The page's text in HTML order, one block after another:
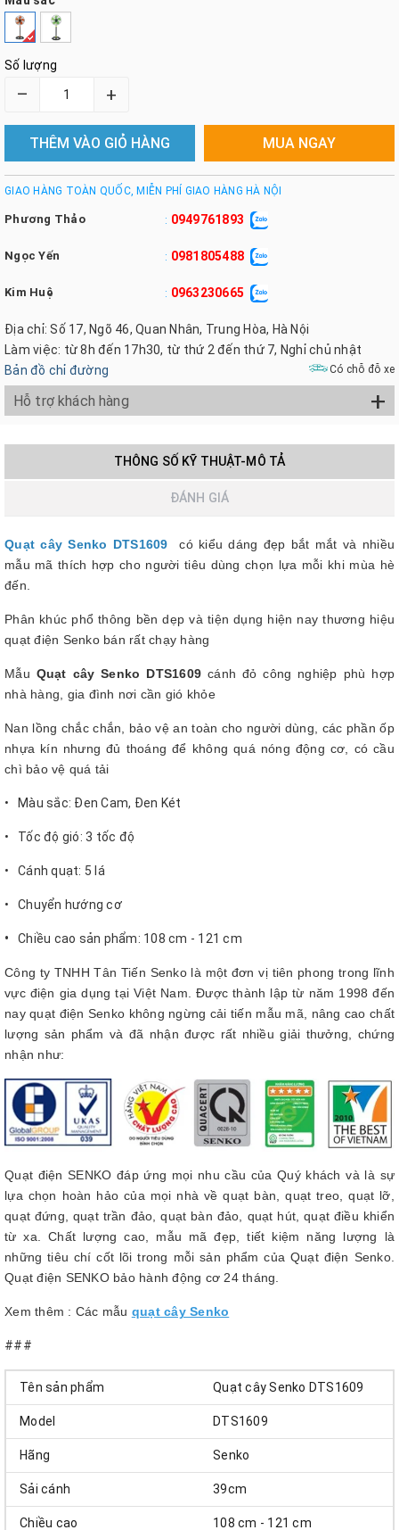
Số lượng
– +
THÊM VÀO GIỎ HÀNG MUA NGAY
GIAO HÀNG TOÀN QUỐC, MIỄN PHÍ GIAO HÀNG HÀ NỘI
Phương Thảo : 0949761893
Ngọc Yến : 0981805488
Kim Huệ : 0963230665
Địa chỉ: Số 17, Ngõ 46, Quan Nhân, Trung Hòa, Hà Nội
Làm việc: từ 8h đến 17h30, từ thứ 2 đến thứ 7, Nghỉ chủ nhật
Bản đồ chỉ đường
Có chỗ đỗ xe
Hỗ trợ khách hàng +
THÔNG SỐ KỸ THUẬT-MÔ TẢ
ĐÁNH GIÁ
Quạt cây Senko DTS1609 có kiểu dáng đẹp bắt mắt và nhiều
mẫu mã thích hợp cho người tiêu dùng chọn lựa mỗi khi mùa hè
đến.
Phân khúc phổ thông bền dẹp và tiện dụng hiện nay thương hiệu
quạt điện Senko bán rất chạy hàng
Mẫu Quạt cây Senko DTS1609cánh đỏ công nghiệp phù hợp
nhà hàng, gia đình nơi cần gió khỏe
Nan lồng chắc chắn, bảo vệ an toàn cho người dùng, các phần ốp
nhựa kín nhưng đủ thoáng để không quá nóng động cơ, có cầu
chì bảo vệ quá tải
• Màu sắc: Đen Cam, Đen Két
• Tốc độ gió: 3 tốc độ
• Cánh quạt: 5 lá
• Chuyển hướng cơ
• Chiều cao sản phẩm: 108 cm - 121 cm
Công ty TNHH Tân Tiến Senko là một đơn vị tiên phong trong lĩnh
vực điện gia dụng tại Việt Nam. Được thành lập từ năm 1998 đến
nay quạt điện Senko không ngừng cải tiến mẫu mã, nâng cao chất
lượng sản phẩm và đã nhận được rất nhiều giải thưởng, chứng
nhận như:
Quạt điện SENKO đáp ứng mọi nhu cầu của Quý khách và là sự
lựa chọn hoàn hảo của mọi nhà về quạt bàn, quạt treo, quạt lỡ,
quạt đứng, quạt trần đảo, quạt bàn đảo, quạt hút, quạt điều khiển
từ xa. Chất lượng cao, mẫu mã đẹp, tiết kiệm năng lượng là
những tiêu chí cốt lõi trong mỗi sản phẩm của Quạt điện Senko.
Quạt điện SENKO bảo hành động cơ 24 tháng.
Xem thêm : Các mẫu quạt cây Senko
###
Tên sản phẩm Quạt cây Senko DTS1609
Model DTS1609
Hãng Senko
Sải cánh 39cm
Chiều cao 108 cm - 121 cm